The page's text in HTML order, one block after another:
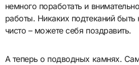
немного поработать и
работы. Никаких подтеканий
чисто – можете себя поздравить.
А теперь о подводных камнях.